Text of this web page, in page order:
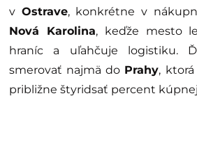
v Ostrave, konkrétne v
Nová Karolina, keďže mesto
hraníc a uľahčuje logistiku.
smerovať najmä do Prahy,
približne štyridsať percent